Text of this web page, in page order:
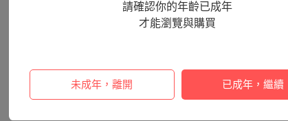
請確認你的年齡已成年
才能瀏覽與購買
未成年，離開 已成年，繼續